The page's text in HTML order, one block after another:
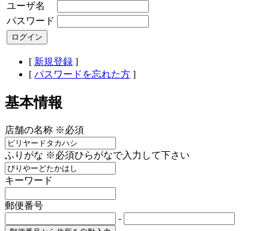
ユーザ名
パスワード
[ 新規登録 ]
[ パスワードを忘れた方 ]
基本情報
店舗の名称 ※必須
ふりがな ※必須ひらがなで入力して下さい
キーワード
郵便番号
-